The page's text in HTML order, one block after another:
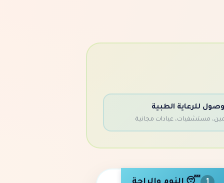
للرعاية الطبية
مستشفيات، عيادات مجانية